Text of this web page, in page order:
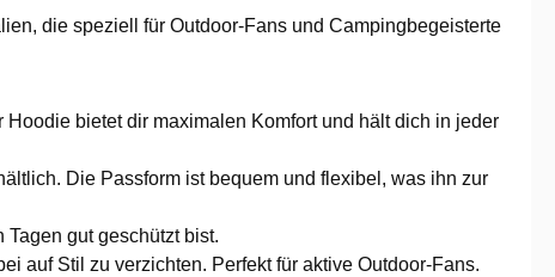
die speziell für Outdoor-Fans und Campingbegeisterte
bietet dir maximalen Komfort und hält dich in jeder
Die Passform ist bequem und flexibel, was ihn zur
gut geschützt bist.
auf Stil zu verzichten. Perfekt für aktive Outdoor-Fans.